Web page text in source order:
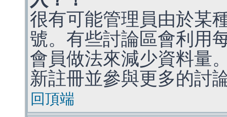
很有可能管理員由於某
號。有些討論區會利用
會員做法來減少資料量
新註冊並參與更多的討
回頂端